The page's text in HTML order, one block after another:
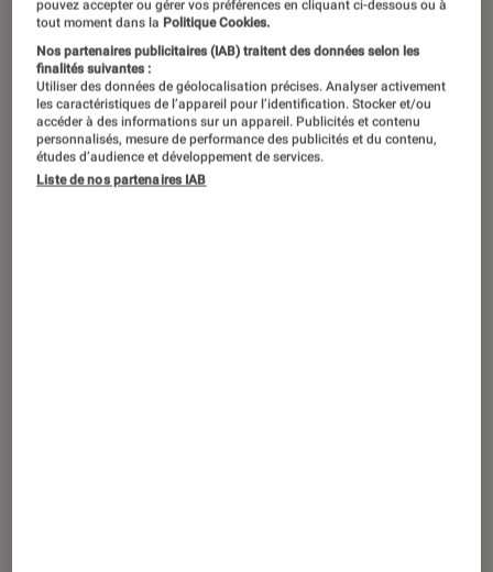
ACTU
pouvez accepter ou gérer vos préférences en cliquant ci-dessous ou à
tout moment dans la Politique Cookies.
Nos partenaires publicitaires (IAB) traitent des données selon les
finalités suivantes :
Utiliser des données de géolocalisation précises. Analyser activement
les caractéristiques de l’appareil pour l’identification. Stocker et/ou
accéder à des informations sur un appareil. Publicités et contenu
personnalisés, mesure de performance des publicités et du contenu,
études d’audience et développement de services.
Liste de nos partenaires IAB